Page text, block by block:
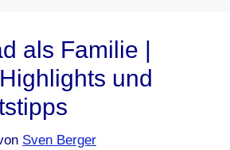
als Familie |
und
Sven Berger